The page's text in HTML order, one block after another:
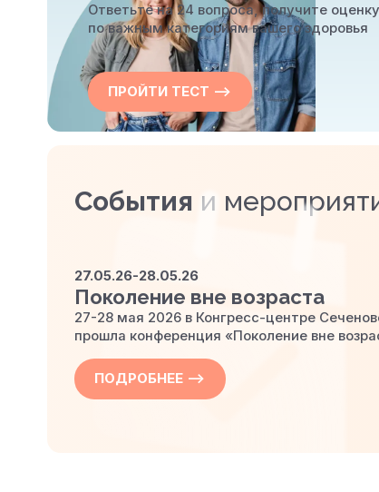
Ответьте на 24 вопроса, получите оценку
по важным категориям вашего здоровья
ПРОЙТИ ТЕСТ —>
События и
27.05.26-28.05.26
Поколение вне возраста
27-28 мая 2026 в Конгресс-центре
прошла конференция «Поколение вне
ПОДРОБНЕЕ —>